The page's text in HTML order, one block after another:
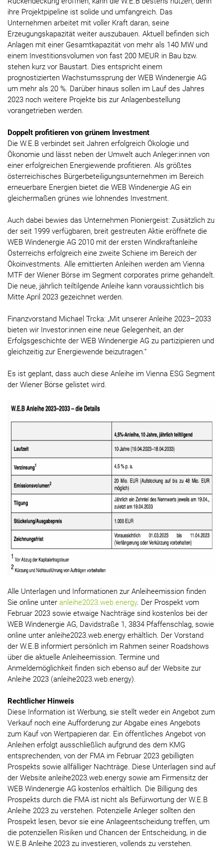
ihre Projektpipeline ist solide und umfangreich. Das
Unternehmen arbeitet mit voller Kraft daran, seine
Erzeugungskapazität weiter auszubauen. Aktuell befinden sich
Anlagen mit einer Gesamtkapazität von mehr als 140 MW und
einem Investitionsvolumen von fast 200 MEUR in Bau bzw.
stehen kurz vor Baustart. Dies entspricht einem
prognostizierten Wachstumssprung der WEB Windenergie AG
um mehr als 20 %. Darüber hinaus sollen im Lauf des Jahres
2023 noch weitere Projekte bis zur Anlagenbestellung
vorangetrieben werden.
Doppelt profitieren von grünem Investment
Die W.E.B verbindet seit Jahren erfolgreich Ökologie und
Ökonomie und lässt neben der Umwelt auch Anleger:innen von
einer erfolgreichen Energiewende profitieren. Als größtes
österreichisches Bürgerbeteiligungsunternehmen im Bereich
erneuerbare Energien bietet die WEB Windenergie AG ein
gleichermaßen grünes wie lohnendes Investment.
Auch dabei bewies das Unternehmen Pioniergeist: Zusätzlich zu
der seit 1999 verfügbaren, breit gestreuten Aktie eröffnete die
WEB Windenergie AG 2010 mit der ersten Windkraftanleihe
Österreichs erfolgreich eine zweite Schiene im Bereich der
Ökoinvestments. Alle emittierten Anleihen werden am Vienna
MTF der Wiener Börse im Segment corporates prime gehandelt.
Die neue, jährlich teiltilgende Anleihe kann voraussichtlich bis
Mitte April 2023 gezeichnet werden.
Finanzvorstand Michael Trcka: „Mit unserer Anleihe 2023–2033
bieten wir Investor:innen eine neue Gelegenheit, an der
Erfolgsgeschichte der WEB Windenergie AG zu partizipieren und
gleichzeitig zur Energiewende beizutragen.“
Es ist geplant, dass auch diese Anleihe im Vienna ESG Segment
der Wiener Börse gelistet wird.
Alle Unterlagen und Informationen zur Anleiheemission finden
Sie online unter anleihe2023.web.energy. Der Prospekt vom
Februar 2023 sowie etwaige Nachträge sind kostenlos bei der
WEB Windenergie AG, Davidstraße 1, 3834 Pfaffenschlag, sowie
online unter anleihe2023.web.energy erhältlich. Der Vorstand
der W.E.B informiert persönlich im Rahmen seiner Roadshows
über die aktuelle Anleiheemission. Termine und
Anmeldemöglichkeit finden sich ebenso auf der Website zur
Anleihe 2023 (anleihe2023.web.energy).
Rechtlicher Hinweis
Diese Information ist Werbung, sie stellt weder ein Angebot zum
Verkauf noch eine Aufforderung zur Abgabe eines Angebots
zum Kauf von Wertpapieren dar. Ein öffentliches Angebot von
Anleihen erfolgt ausschließlich aufgrund des dem KMG
entsprechenden, von der FMA im Februar 2023 gebilligten
Prospekts sowie allfälliger Nachträge. Diese Unterlagen sind auf
der Website anleihe2023.web.energy sowie am Firmensitz der
WEB Windenergie AG kostenlos erhältlich. Die Billigung des
Prospekts durch die FMA ist nicht als Befürwortung der W.E.B
Anleihe 2023 zu verstehen. Potenzielle Anleger sollten den
Prospekt lesen, bevor sie eine Anlageentscheidung treffen, um
die potenziellen Risiken und Chancen der Entscheidung, in die
W.E.B Anleihe 2023 zu investieren, vollends zu verstehen.